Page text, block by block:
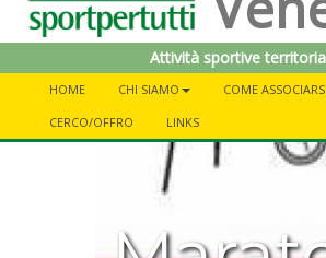
Attività sportive
HOME CHI SIAMO COME
CERCO/OFFRO
LINKS